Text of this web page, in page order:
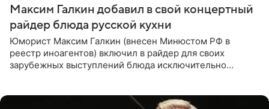
Максим Галкин добавил в свой концертный
райдер блюда русской кухни
Юморист Максим Галкин (внесен Минюстом РФ в
реестр иноагентов) включил в райдер для своих
зарубежных выступлений блюда исключительно